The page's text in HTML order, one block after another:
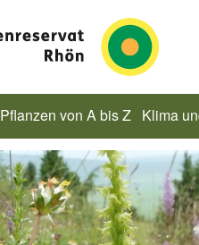
Pflanzen von A bis Z Klima